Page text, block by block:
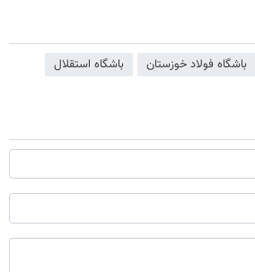
باشگاه فولاد خوزستان باشگاه استقلال